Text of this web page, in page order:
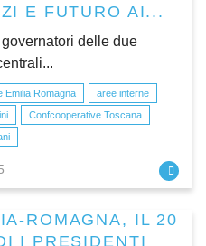
E FUTURO AI...
delle due
Emilia Romagna
aree interne
Confcooperative Toscana
ROMAGNA, IL 20
I PRESIDENTI